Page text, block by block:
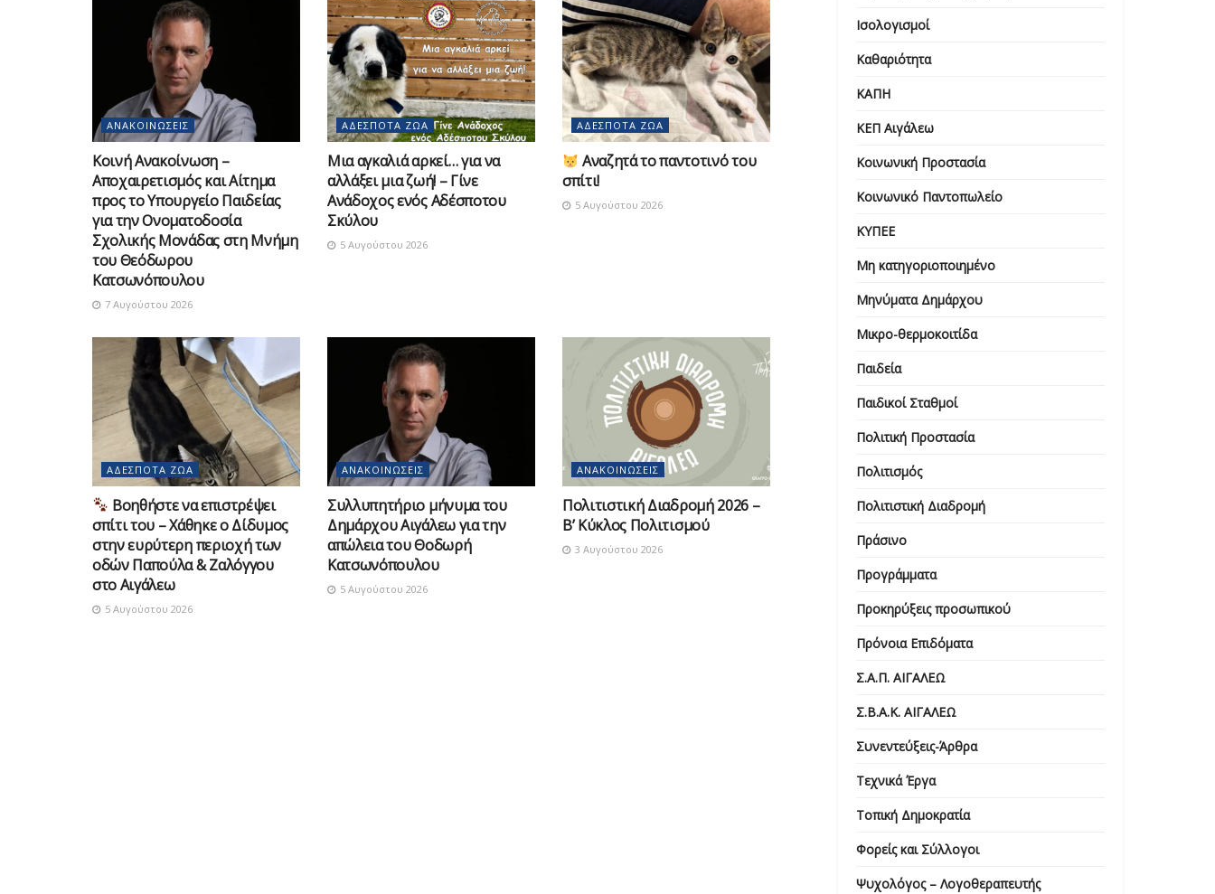
ΑΝΑΚΟΙΝΏΣΕΙΣ
Κοινή Ανακοίνωση –
Αποχαιρετισμός και Αίτημα
προς το Υπουργείο Παιδείας
για την Ονοματοδοσία
Σχολικής Μονάδας στη Μνήμη
του Θεόδωρου
Κατσωνόπουλου
7 Αυγούστου 2026
ΑΔΈΣΠΟΤΑ ΖΏΑ
Μια αγκαλιά αρκεί… για να
αλλάξει μια ζωή! – Γίνε
Ανάδοχος ενός Αδέσποτου
Σκύλου
5 Αυγούστου 2026
ΑΔΈΣΠΟΤΑ ΖΏΑ
Αναζητά το παντοτινό του
σπίτι!
5 Αυγούστου 2026
ΑΔΈΣΠΟΤΑ ΖΏΑ
Βοηθήστε να επιστρέψει
σπίτι του – Χάθηκε ο Δίδυμος
στην ευρύτερη περιοχή των
οδών Παπούλα & Ζαλόγγου
στο Αιγάλεω
5 Αυγούστου 2026
ΑΝΑΚΟΙΝΏΣΕΙΣ
Συλλυπητήριο μήνυμα του
Δημάρχου Αιγάλεω για την
απώλεια του Θοδωρή
Κατσωνόπουλου
5 Αυγούστου 2026
ΑΝΑΚΟΙΝΏΣΕΙΣ
Πολιτιστική Διαδρομή 2026 –
Β’ Κύκλος Πολιτισμού
3 Αυγούστου 2026
Ισολογισμοί
Καθαριότητα
ΚΑΠΗ
ΚΕΠ Αιγάλεω
Κοινωνική Προστασία
Κοινωνικό Παντοπωλείο
ΚΥΠΕΕ
Μη κατηγοριοποιημένο
Μηνύματα Δημάρχου
Μικρο-θερμοκοιτίδα
Παιδεία
Παιδικοί Σταθμοί
Πολιτική Προστασία
Πολιτισμός
Πολιτιστική Διαδρομή
Πράσινο
Προγράμματα
Προκηρύξεις προσωπικού
Πρόνοια Επιδόματα
Σ.Α.Π. ΑΙΓΑΛΕΩ
Σ.Β.Α.Κ. ΑΙΓΑΛΕΩ
Συνεντεύξεις-Άρθρα
Τεχνικά Έργα
Τοπική Δημοκρατία
Φορείς και Σύλλογοι
Ψυχολόγος – Λογοθεραπευτής